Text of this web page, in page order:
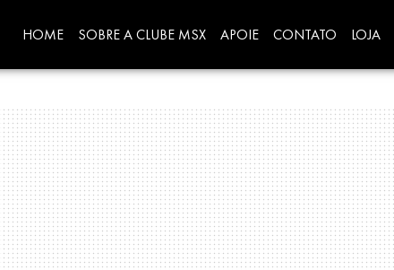
HOME SOBRE A CLUBE MSX APOIE CONTATO LOJA